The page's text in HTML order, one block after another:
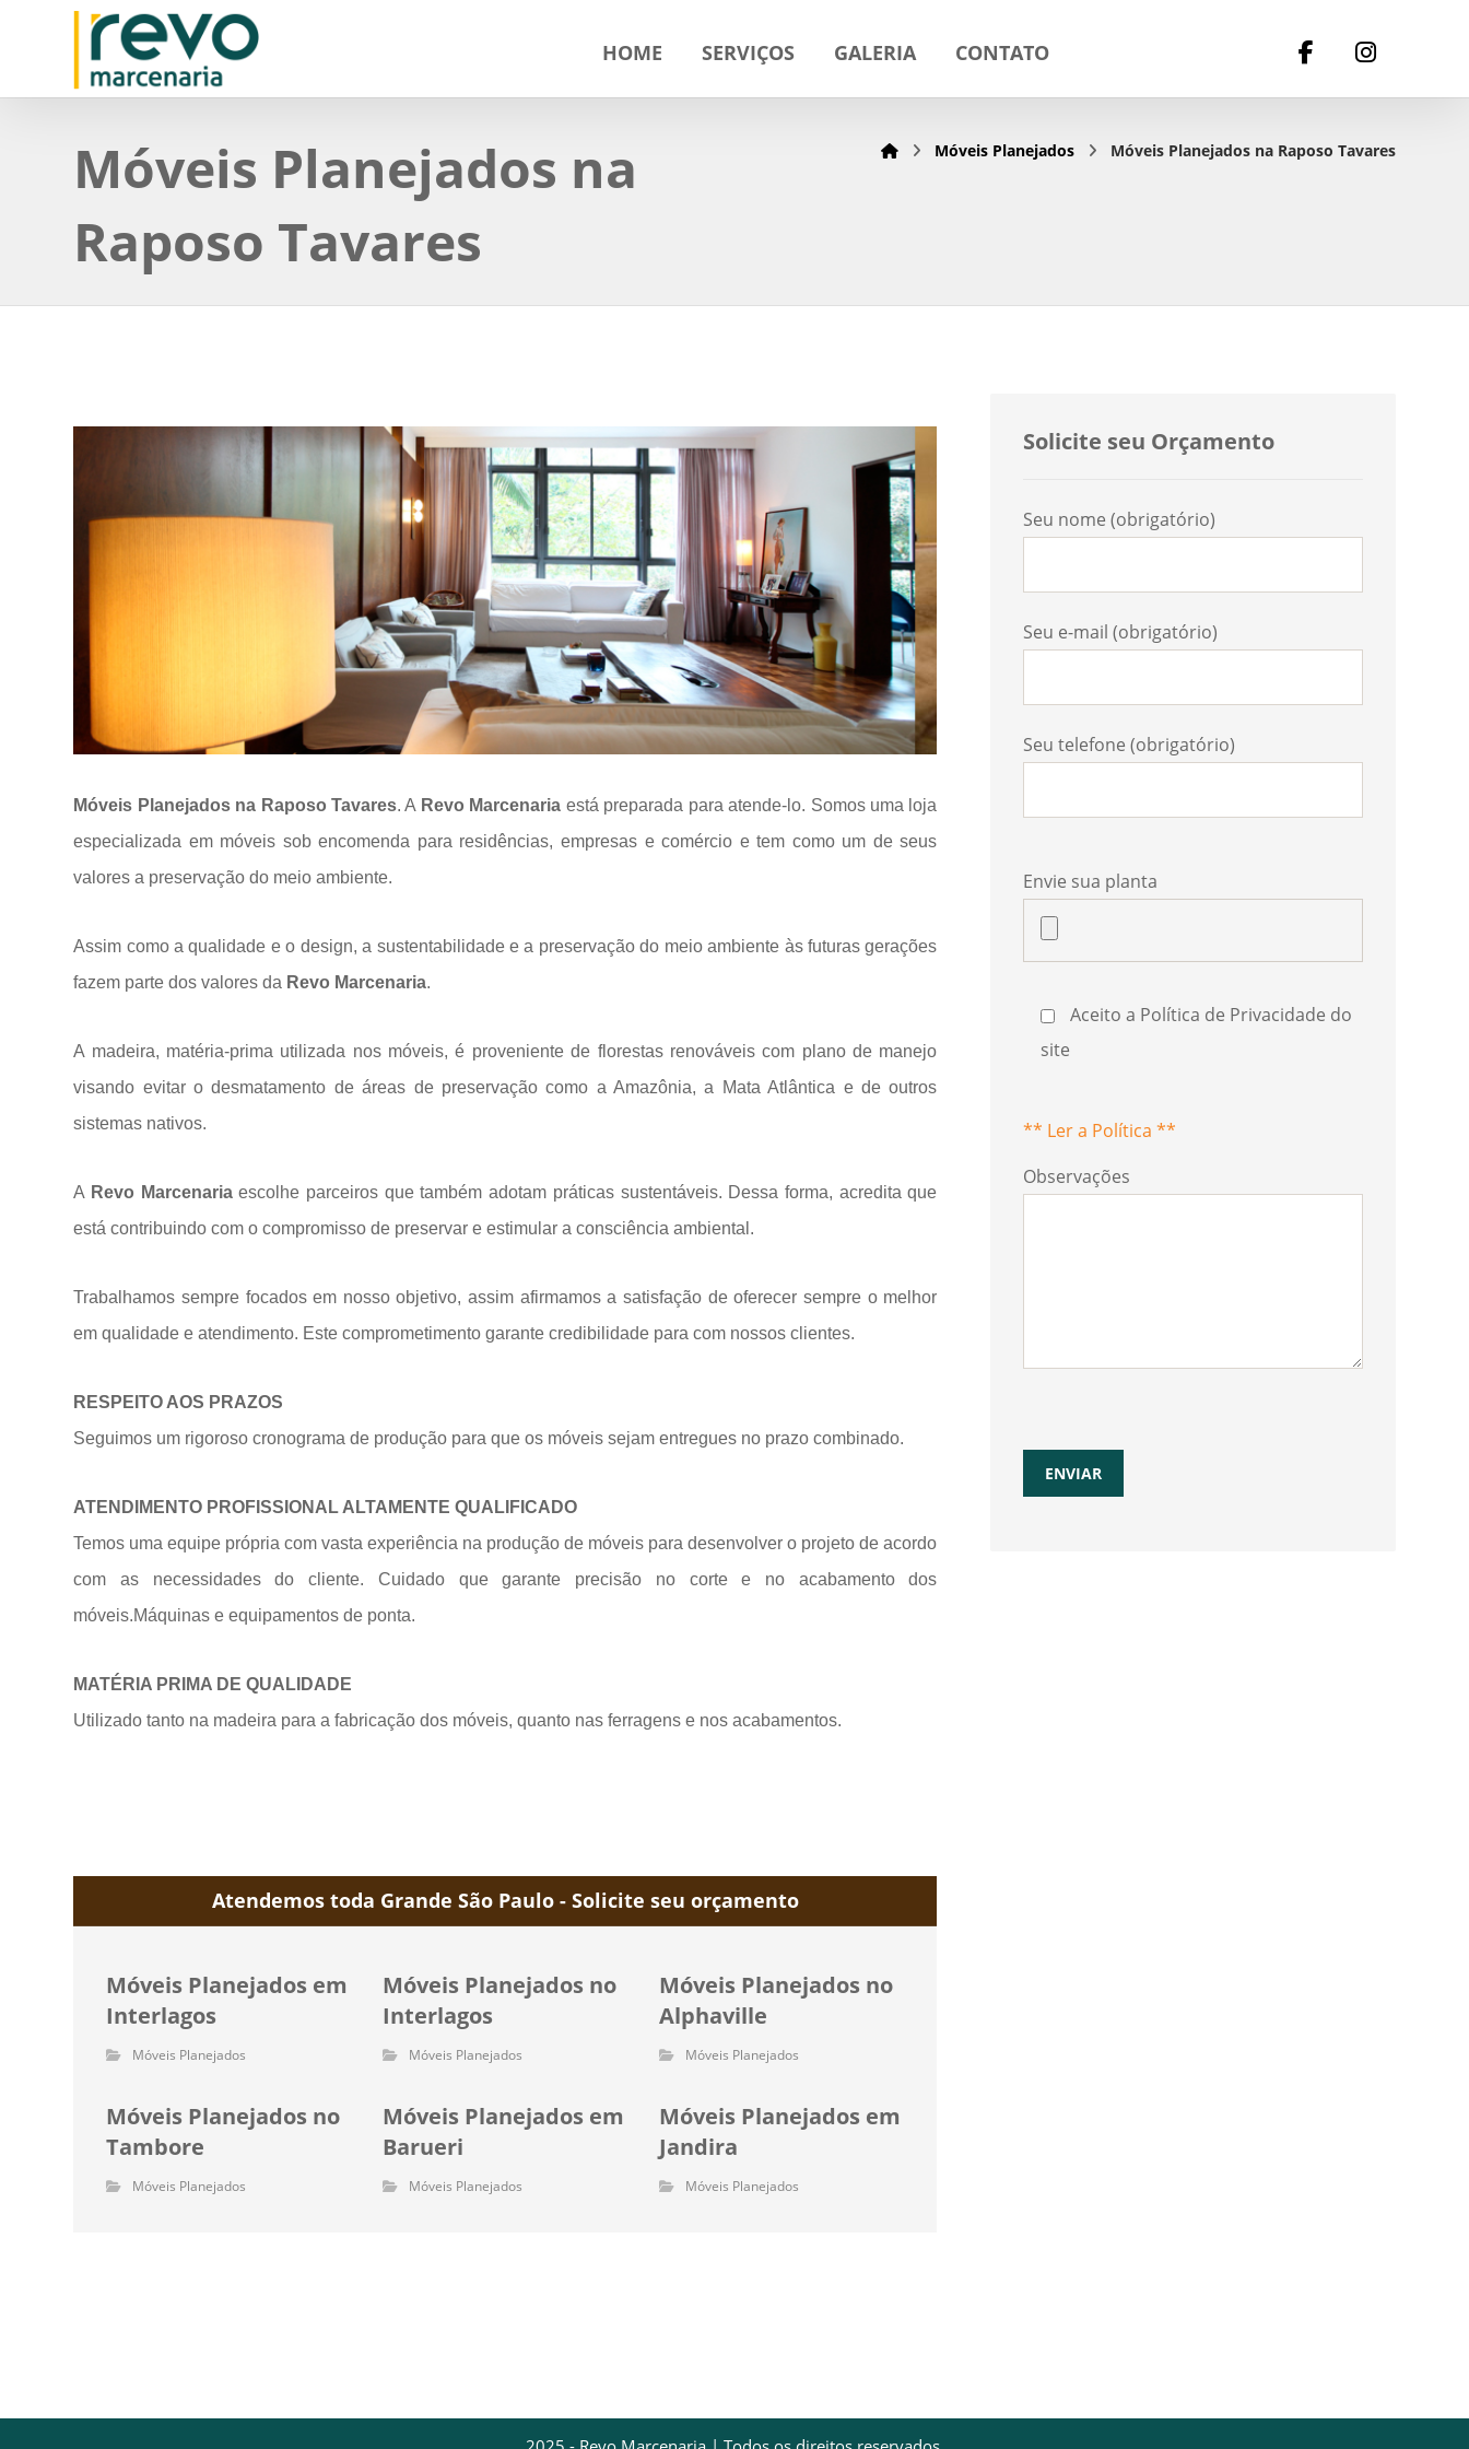
HOME SERVIÇOS GALERIA CONTATO
Móveis Planejados na
Raposo Tavares
Móveis Planejados Móveis Planejados na Raposo Tavares
Móveis Planejados na Raposo Tavares. A Revo Marcenaria está preparada para atende-lo. Somos uma loja
especializada em móveis sob encomenda para residências, empresas e comércio e tem como um de seus
valores a preservação do meio ambiente.
Assim como a qualidade e o design, a sustentabilidade e a preservação do meio ambiente às futuras gerações
fazem parte dos valores da Revo Marcenaria.
A madeira, matéria-prima utilizada nos móveis, é proveniente de florestas renováveis com plano de manejo
visando evitar o desmatamento de áreas de preservação como a Amazônia, a Mata Atlântica e de outros
sistemas nativos.
A Revo Marcenariaescolhe parceiros que também adotam práticas sustentáveis. Dessa forma, acredita que
está contribuindo com o compromisso de preservar e estimular a consciência ambiental.
Trabalhamos sempre focados em nosso objetivo, assim afirmamos a satisfação de oferecer sempre o melhor
em qualidade e atendimento. Este comprometimento garante credibilidade para com nossos clientes.
RESPEITO AOS PRAZOS
Seguimos um rigoroso cronograma de produção para que os móveis sejam entregues no prazo combinado.
ATENDIMENTO PROFISSIONAL ALTAMENTE QUALIFICADO
Temos uma equipe própria com vasta experiência na produção de móveis para desenvolver o projeto de acordo
com as necessidades do cliente. Cuidado que garante precisão no corte e no acabamento dos
móveis.Máquinas e equipamentos de ponta.
MATÉRIA PRIMA DE QUALIDADE
Utilizado tanto na madeira para a fabricação dos móveis, quanto nas ferragens e nos acabamentos.
Atendemos toda Grande São Paulo - Solicite seu orçamento
Móveis Planejados em
Interlagos
Móveis Planejados
Móveis Planejados no
Interlagos
Móveis Planejados
Móveis Planejados no
Alphaville
Móveis Planejados
Móveis Planejados no
Tambore
Móveis Planejados
Móveis Planejados em
Barueri
Móveis Planejados
Móveis Planejados em
Jandira
Móveis Planejados
Solicite seu Orçamento
Seu nome (obrigatório)
Seu e-mail (obrigatório)
Seu telefone (obrigatório)
Envie sua planta
Aceito a Política de Privacidade do
site
** Ler a Política **
Observações